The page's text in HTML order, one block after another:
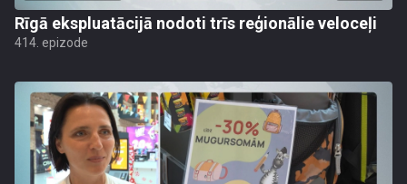
Rīgā ekspluatācijā nodoti trīs reģionālie veloceļi
414. epizode